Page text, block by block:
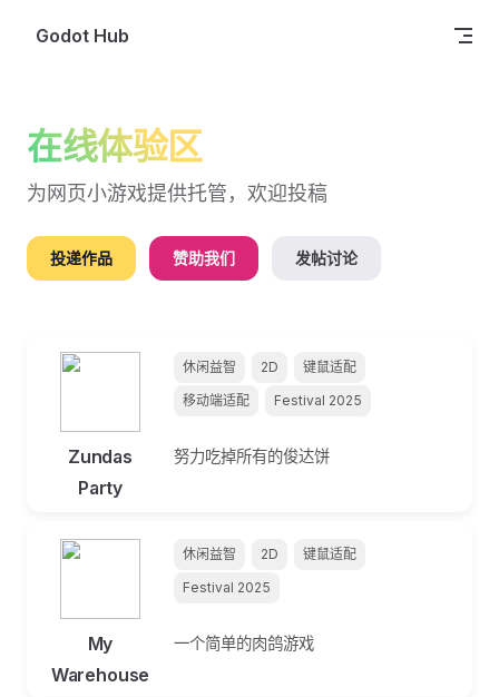
Skip to content
Godot Hub
在线体验区
为网页小游戏提供托管，欢迎投稿
投递作品 赞助我们 发帖讨论
Zundas
Party
休闲益智 2D
键鼠适配
移动端适配
Festival 2025
努力吃掉所有的俊达饼
My
Warehouse
休闲益智 2D
键鼠适配
Festival 2025
一个简单的肉鸽游戏